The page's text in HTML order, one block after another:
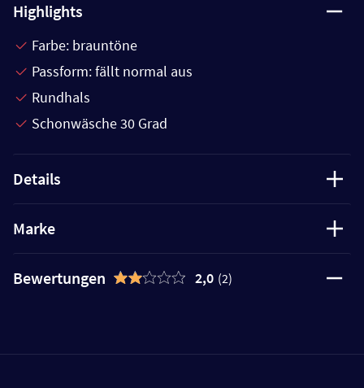
Highlights
Farbe: brauntöne
Passform: fällt normal aus
Rundhals
Schonwäsche 30 Grad
Details
Marke
Bewertungen 2,0 (2)